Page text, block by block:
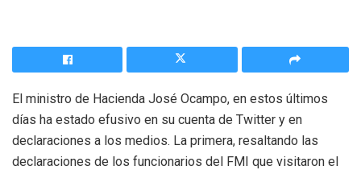
El ministro de Hacienda José Ocampo, en estos últimos
días ha estado efusivo en su cuenta de Twitter y en
declaraciones a los medios. La primera, resaltando las
declaraciones de los funcionarios del FMI que visitaron el